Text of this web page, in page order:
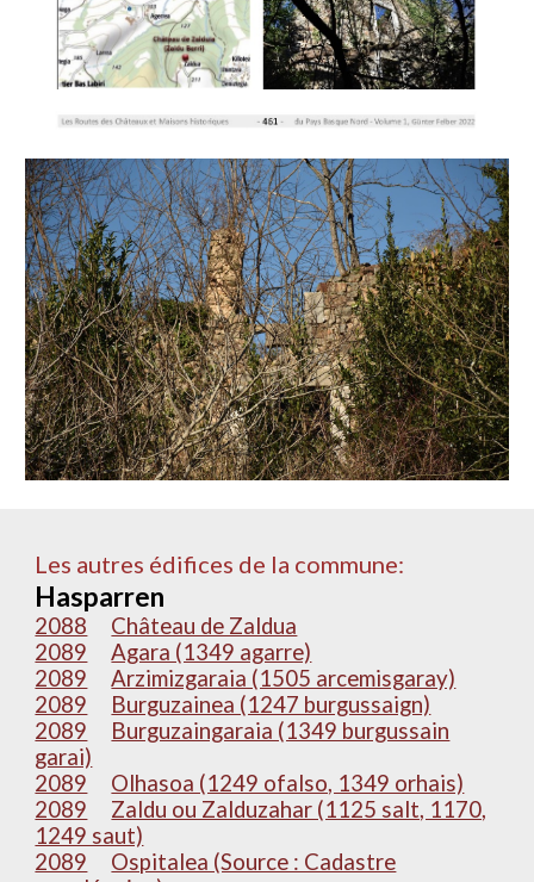
Les autres édifices de la commune:
Hasparren
2088
Château de Zaldua
2089
Agara (1349 agarre)
2089
Arzimizgaraia (1505 arcemisgaray)
2089
Burguzainea (1247 burgussaign)
2089
Burguzaingaraia (1349 burgussain
garai)
2089
Olhasoa (1249 ofalso, 1349 orhais)
2089
Zaldu ou Zalduzahar (1125 salt, 1170,
1249 saut)
2089
Ospitalea (Source : Cadastre